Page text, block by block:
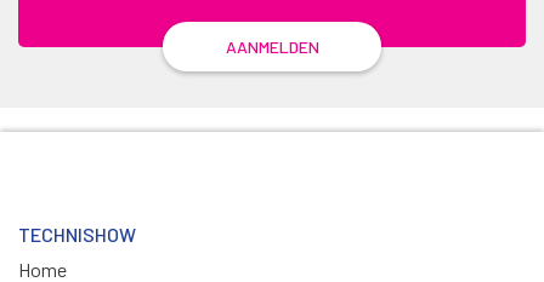
AANMELDEN
TECHNISHOW
Home